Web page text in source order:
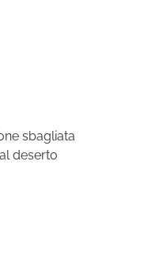
sbagliata
deserto